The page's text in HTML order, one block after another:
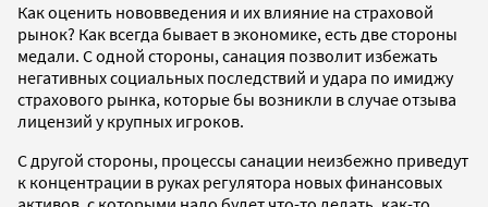
Как оценить нововведения и их влияние на страховой
рынок? Как всегда бывает в экономике, есть две стороны
медали. С одной стороны, санация позволит избежать
негативных социальных последствий и удара по имиджу
страхового рынка, которые бы возникли в случае отзыва
лицензий у крупных игроков.
С другой стороны, процессы санации неизбежно приведут
к концентрации в руках регулятора новых финансовых